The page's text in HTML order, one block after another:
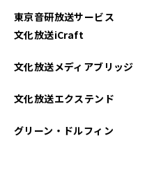
2024年04月
2024年03月
2024年02月
東京音研放送サービス
文化放送iCraft
文化放送メディアブリッジ
文化放送エクステンド
グリーン・ドルフィン